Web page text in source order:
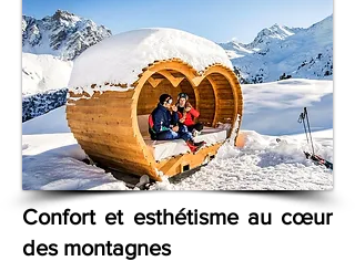
Confort et esthétisme au cœur
des montagnes